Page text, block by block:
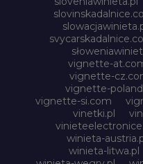
vignette-
vignette-
vignette-
vignette-si.com
vinetki.pl
winieta-
winieta-litwa.pl